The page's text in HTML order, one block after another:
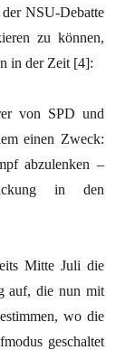
NSU-Debatte
zu können,
in der Zeit [4]:
von SPD und
einen Zweck:
abzulenken –
in den
Mitte Juli die
auf, die nun mit
wo die
geschaltet